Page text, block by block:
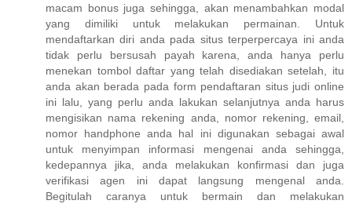
macam bonus juga sehingga, akan menambahkan modal
yang dimiliki untuk melakukan permainan. Untuk
mendaftarkan diri anda pada situs terperpercaya ini anda
tidak perlu bersusah payah karena, anda hanya perlu
menekan tombol daftar yang telah disediakan setelah, itu
anda akan berada pada form pendaftaran situs judi online
ini lalu, yang perlu anda lakukan selanjutnya anda harus
mengisikan nama rekening anda, nomor rekening, email,
nomor handphone anda hal ini digunakan sebagai awal
untuk menyimpan informasi mengenai anda sehingga,
kedepannya jika, anda melakukan konfirmasi dan juga
verifikasi agen ini dapat langsung mengenal anda.
Begitulah caranya untuk bermain dan melakukan